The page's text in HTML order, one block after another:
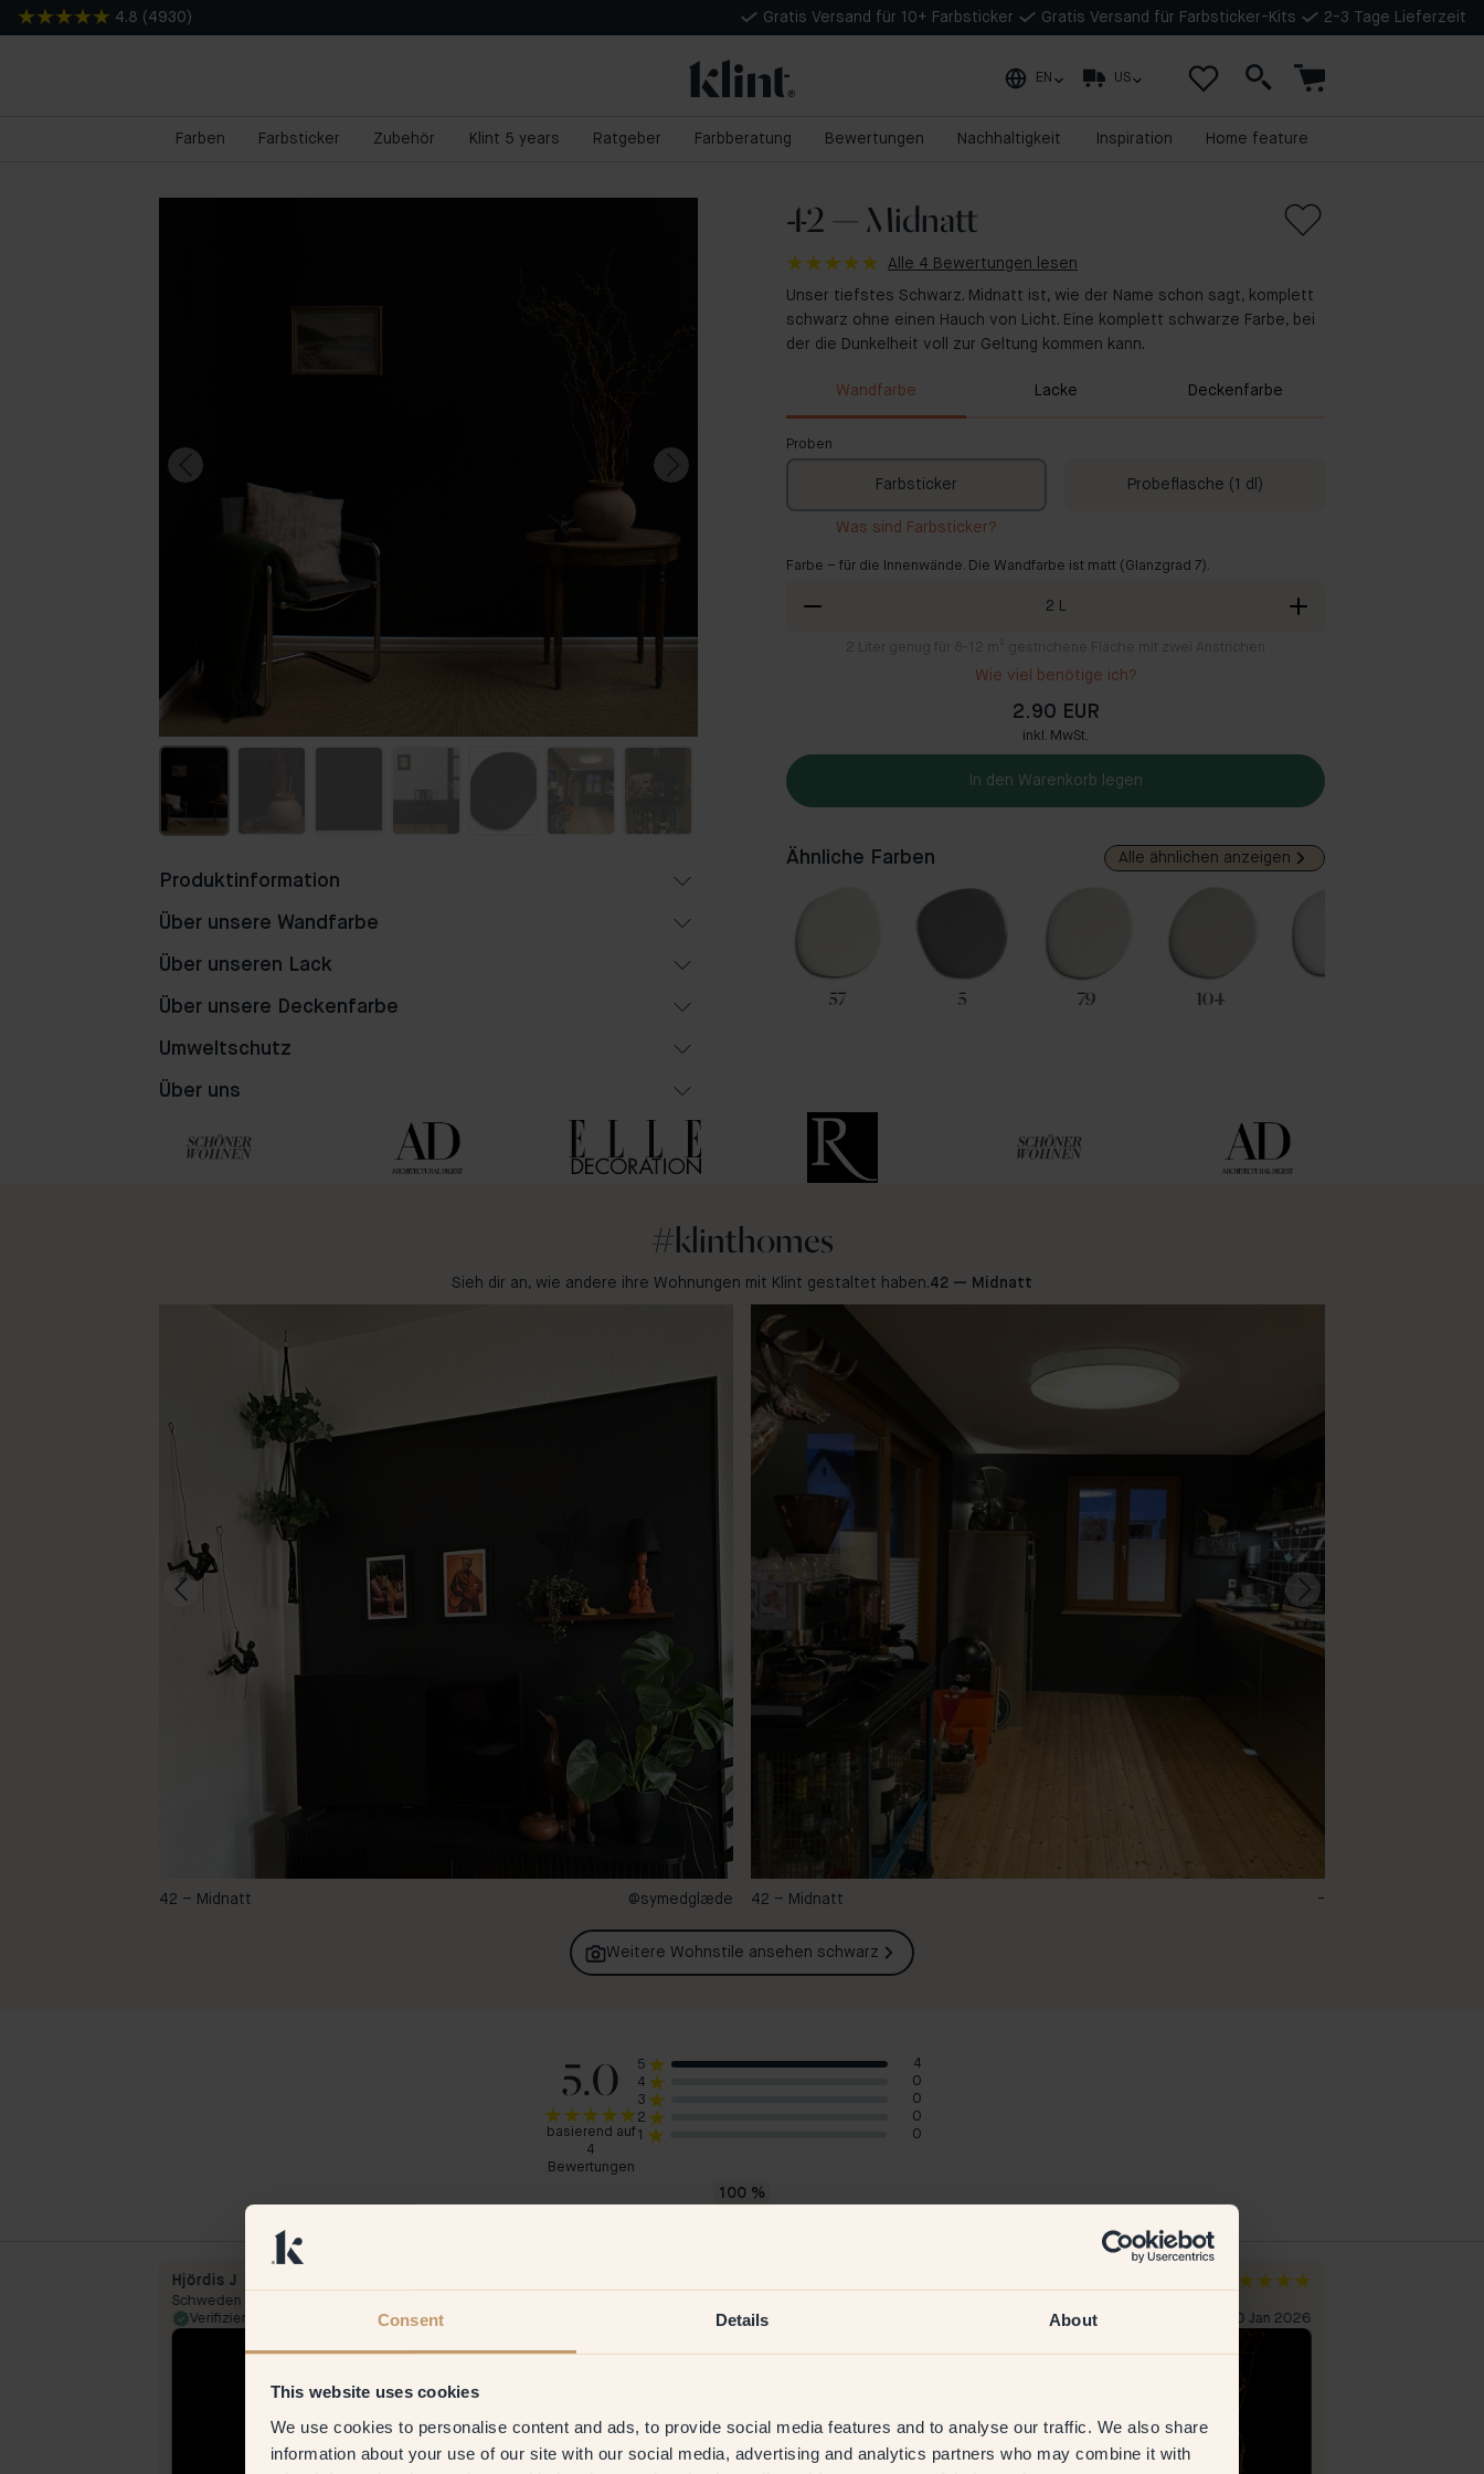
Consent Details About
This website uses cookies
We use cookies to personalise content and ads, to provide social media features and to analyse our traffic. We also share
information about your use of our site with our social media, advertising and analytics partners who may combine it with
4.8 ( 4930 ) Gratis Versand für 10+ Farbsticker Gratis Versand für Farbsticker-Kits 2-3 Tage Lieferzeit
EN US
Farben Farbsticker Zubehör Klint 5 years Ratgeber Farbberatung Bewertungen Nachhaltigkeit Inspiration Home feature
42 — Midnatt
Alle 4 Bewertungen lesen
Unser tiefstes Schwarz. Midnatt ist, wie der Name schon sagt, komplett
schwarz ohne einen Hauch von Licht. Eine komplett schwarze Farbe, bei
der die Dunkelheit voll zur Geltung kommen kann.
Wandfarbe Lacke Deckenfarbe
Proben
Farbsticker Probeflasche (1 dl)
Was sind Farbsticker?
Farbe – für die Innenwände. Die Wandfarbe ist matt (Glanzgrad 7).
2 L
2 Liter genug für 8-12 m² gestrichene Fläche mit zwei Anstrichen
Wie viel benötige ich?
2.90 EUR
inkl. MwSt.
In den Warenkorb legen
Ähnliche Farben Alle ähnlichen anzeigen
8 94 57 5 79 104
Produktinformation
Über unsere Wandfarbe
Über unseren Lack
Über unsere Deckenfarbe
Umweltschutz
Über uns
#klinthomes
Sieh dir an, wie andere ihre Wohnungen mit Klint gestaltet haben.42 — Midnatt
42 – Midnatt @symedglæde 42 – Midnatt -
Weitere Wohnstile ansehen schwarz
5.0
basierend auf
4
Bewertungen
5
4
4
0
3
0
2
0
1
0
100 %
Hjördis J
Schweden
Verifizierter Kunde
20 Feb 2026
Verifizierter Kunde
30 Jan 2026